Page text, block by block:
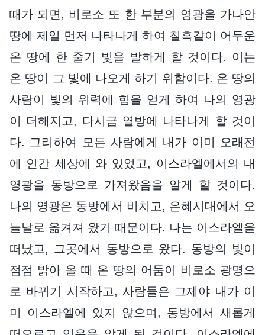
때가 되면, 비로소 또 한 부분의 영광을 가나안
땅에 제일 먼저 나타나게 하여 칠흑같이 어두운
온 땅에 한 줄기 빛을 발하게 할 것이다. 이는
온 땅이 그 빛에 나오게 하기 위함이다. 온 땅의
사람이 빛의 위력에 힘을 얻게 하여 나의 영광
이 더해지고, 다시금 열방에 나타나게 할 것이
다. 그리하여 모든 사람에게 내가 이미 오래전
에 인간 세상에 와 있었고, 이스라엘에서의 내
영광을 동방으로 가져왔음을 알게 할 것이다.
나의 영광은 동방에서 비치고, 은혜시대에서 오
늘날로 옮겨져 왔기 때문이다. 나는 이스라엘을
떠났고, 그곳에서 동방으로 왔다. 동방의 빛이
점점 밝아 올 때 온 땅의 어둠이 비로소 광명으
로 바뀌기 시작하고, 사람들은 그제야 내가 이
미 이스라엘에 있지 않으며, 동방에서 새롭게